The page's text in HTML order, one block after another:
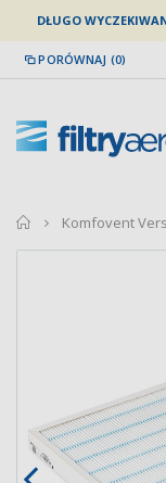
DŁUGO
PORÓWNAJ (0)
home
Komfovent